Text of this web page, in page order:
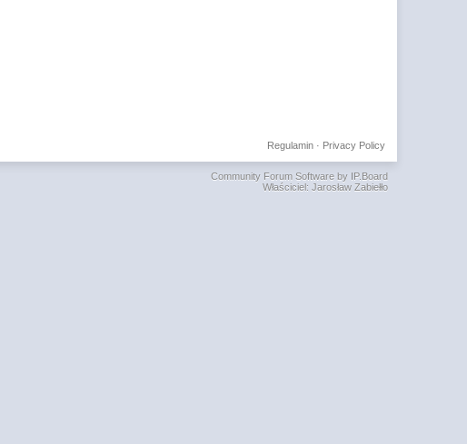
Privacy Policy
Regulamin·
Community Forum Software by IP.Board
Właściciel: Jarosław Zabiełło